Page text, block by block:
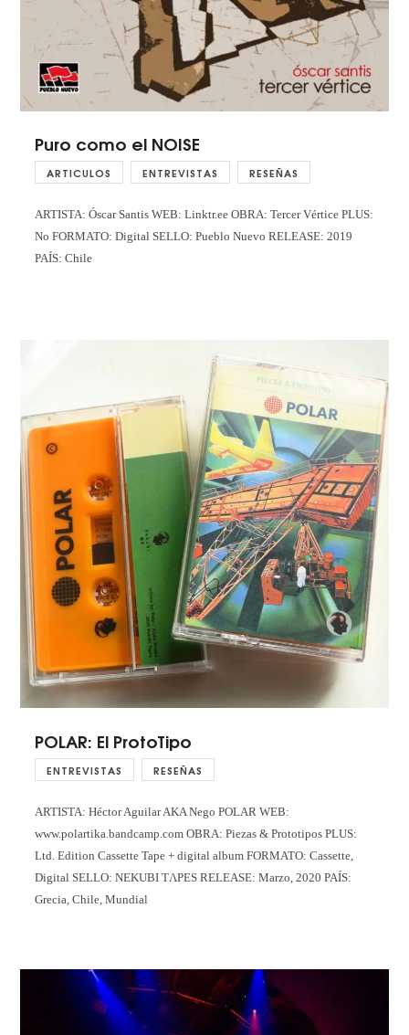
Puro como el NOISE
ARTICULOS ENTREVISTAS RESEÑAS
ARTISTA: Óscar Santis WEB: Linktr.ee OBRA: Tercer Vértice PLUS:
No FORMATO: Digital SELLO: Pueblo Nuevo RELEASE: 2019
PAÍS: Chile
POLAR: El ProtoTipo
ENTREVISTAS RESEÑAS
ARTISTA: Héctor Aguilar AKA Nego POLAR WEB:
www.polartika.bandcamp.com OBRA: Piezas & Prototipos PLUS:
Ltd. Edition Cassette Tape + digital album FORMATO: Cassette,
Digital SELLO: NEKUBI TΛPES RELEASE: Marzo, 2020 PAÍS:
Grecia, Chile, Mundial